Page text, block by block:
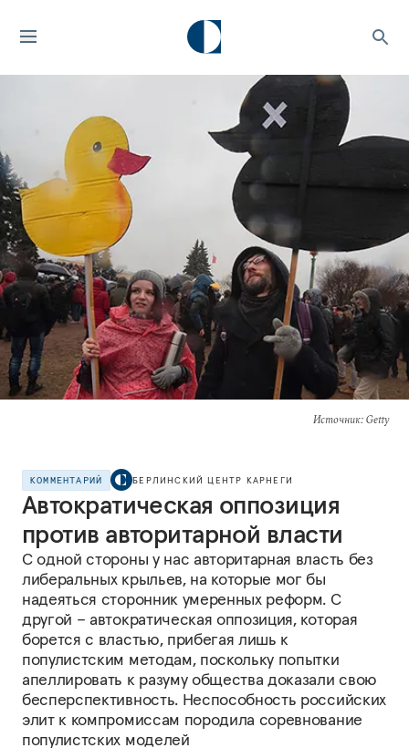
Источник: Getty
КОММЕНТАРИЙ БЕРЛИНСКИЙ ЦЕНТР КАРНЕГИ
Автократическая оппозиция
против авторитарной власти
С одной стороны у нас авторитарная власть без
либеральных крыльев, на которые мог бы
надеяться сторонник умеренных реформ. С
другой – автократическая оппозиция, которая
борется с властью, прибегая лишь к
популистским методам, поскольку попытки
апеллировать к разуму общества доказали свою
бесперспективность. Неспособность российских
элит к компромиссам породила соревнование
популистских моделей